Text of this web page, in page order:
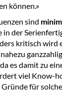
können.»
sind
in der
kritisch wird
es damit zu
viel Know-
für solche